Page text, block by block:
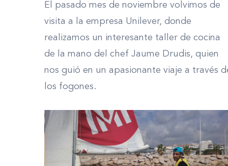
El pasado mes de noviembre volvimos de
visita a la empresa Unilever, donde
realizamos un interesante taller de cocina
de la mano del chef Jaume Drudis, quien
nos guió en un apasionante viaje a través
los fogones.